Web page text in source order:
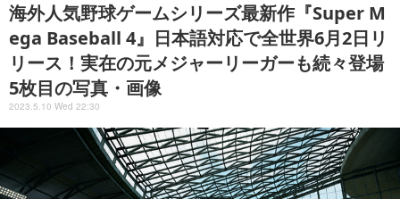
海外人気野球ゲームシリーズ最新作『Super M
ega Baseball 4』日本語対応で全世界6月2日リ
リース！実在の元メジャーリーガーも続々登場
5枚目の写真・画像
2023.5.10 Wed 22:30